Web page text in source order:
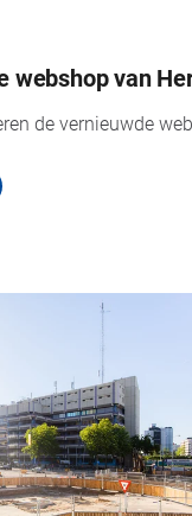
webshop van
de vernieuwde